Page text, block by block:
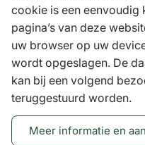
cookie is een eenvoudig
pagina’s van deze
uw browser op uw
wordt opgeslagen. De
kan bij een volgend
teruggestuurd worden.
Meer informatie en
Zoeken
Tuinsets
dining
Tot 50% korting